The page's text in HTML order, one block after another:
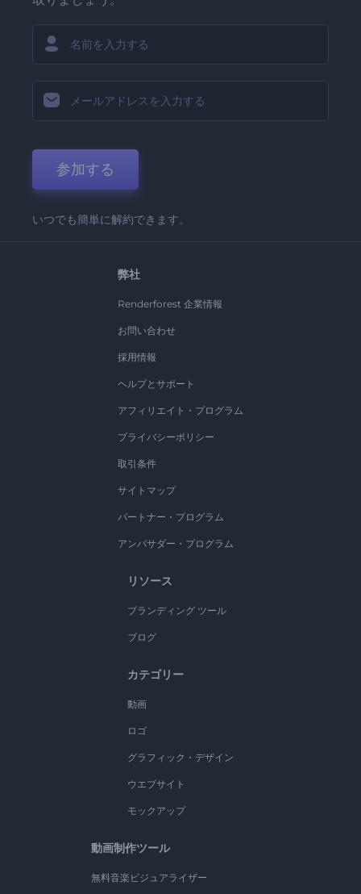
参加する
いつでも簡単に解約できます。
弊社
Renderforest 企業情報
お問い合わせ
採用情報
ヘルプとサポート
アフィリエイト・プログラム
プライバシーポリシー
取引条件
サイトマップ
パートナー・プログラム
アンバサダー・プログラム
リソース
ブランディング ツール
ブログ
カテゴリー
動画
ロゴ
グラフィック・デザイン
ウエブサイト
モックアップ
動画制作ツール
無料音楽ビジュアライザー